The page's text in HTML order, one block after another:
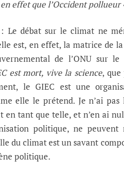
effet que l’Occident pollueur
Le débat sur le climat ne
est, en effet, la matrice de
de l’ONU sur
est mort, vive la science, que
le GIEC est une
elle le prétend. Je n’ai
en tant que telle, et n’en ai
politique, ne
du climat est un savant
politique.